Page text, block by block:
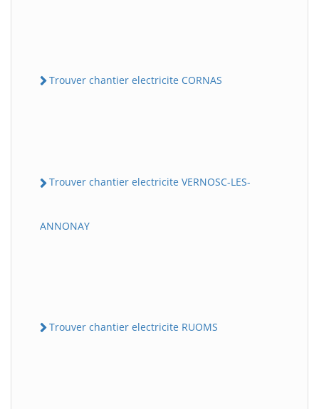
Trouver chantier electricite CORNAS
Trouver chantier electricite VERNOSC-LES-
ANNONAY
Trouver chantier electricite RUOMS